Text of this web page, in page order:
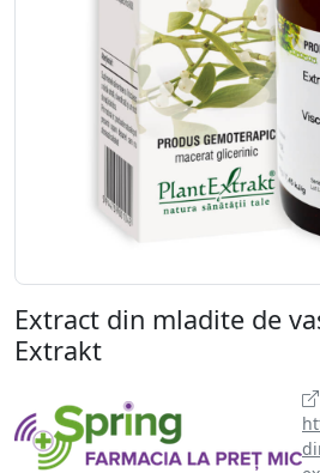
Extract din mladite de
Extrakt